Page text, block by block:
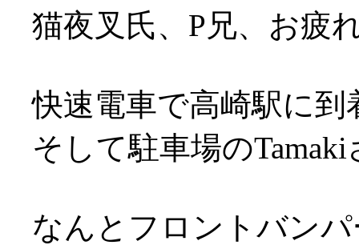
猫夜叉氏、P兄、お疲
快速電車で高崎駅に到
そして駐車場の
なんとフロントバン